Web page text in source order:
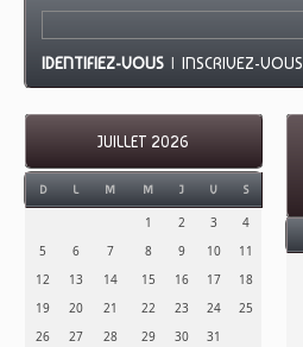
IDENTIFIEZ-VOUS |INSCRIVEZ-VOUS
JUILLET 2026
D L M M J V S
1 2 3
4
5
6 7 8 9 10
11
12
13 14 15 16 17
18
19
20 21 22 23 24
25
26
27 28 29 30 31